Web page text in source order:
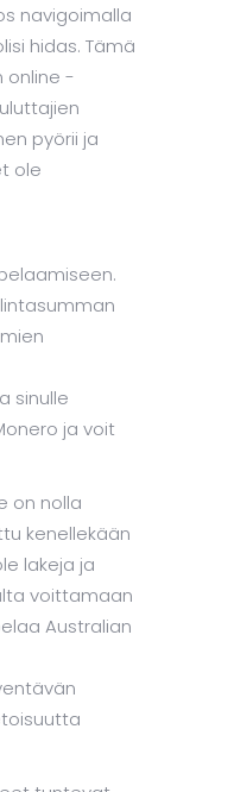
navigoimalla
hidas. Tämä
online -
pyörii ja
ole
sinulle
ja voit
on nolla
kenellekään
lakeja ja
voittamaan
Australian